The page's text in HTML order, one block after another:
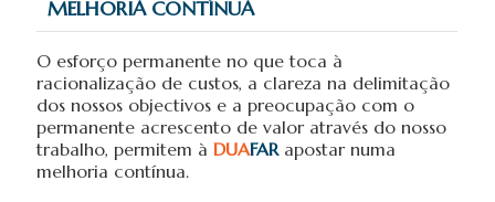
MELHORIA CONTÍNUA
O esforço permanente no que toca à
racionalização de custos, a clareza na delimitação
dos nossos objectivos e a preocupação com o
permanente acrescento de valor através do nosso
trabalho, permitem àDUAFARapostar numa
melhoria contínua.